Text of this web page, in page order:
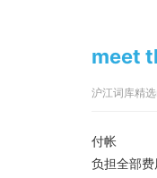
meet
沪江词库精
付帐
负担全部费